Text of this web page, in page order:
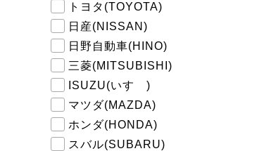
トヨタ(TOYOTA)
日産(NISSAN)
日野自動車(HINO)
三菱(MITSUBISHI)
ISUZU(いすゞ)
マツダ(MAZDA)
ホンダ(HONDA)
スバル(SUBARU)